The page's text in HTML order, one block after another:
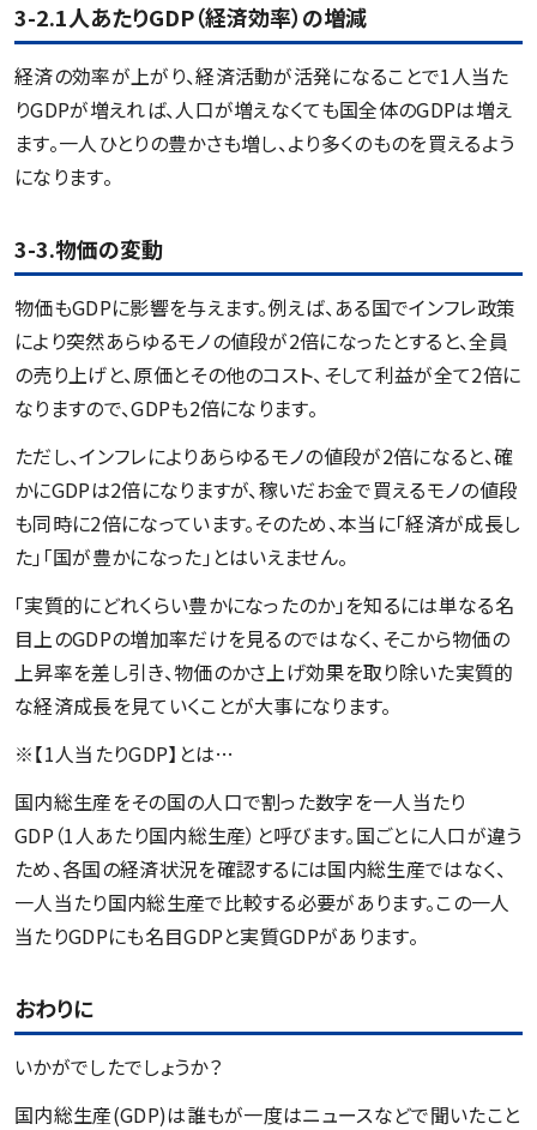
3-2.1人あたりGDP（経済効率）の増減
経済の効率が上がり、経済活動が活発になることで1人当た
りGDPが増えれば、人口が増えなくても国全体のGDPは増え
ます。一人ひとりの豊かさも増し、より多くのものを買えるよう
になります。
3-3.物価の変動
物価もGDPに影響を与えます。例えば、ある国でインフレ政策
により突然あらゆるモノの値段が2倍になったとすると、全員
の売り上げと、原価とその他のコスト、そして利益が全て2倍に
なりますので、GDPも2倍になります。
ただし、インフレによりあらゆるモノの値段が2倍になると、確
かにGDPは2倍になりますが、稼いだお金で買えるモノの値段
も同時に2倍になっています。そのため、本当に「経済が成長し
た」「国が豊かになった」とはいえません。
「実質的にどれくらい豊かになったのか」を知るには単なる名
目上のGDPの増加率だけを見るのではなく、そこから物価の
上昇率を差し引き、物価のかさ上げ効果を取り除いた実質的
な経済成長を見ていくことが大事になります。
※【1人当たりGDP】とは…
国内総生産をその国の人口で割った数字を一人当たり
GDP（1人あたり国内総生産）と呼びます。国ごとに人口が違う
ため、各国の経済状況を確認するには国内総生産ではなく、
一人当たり国内総生産で比較する必要があります。この一人
当たりGDPにも名目GDPと実質GDPがあります。
おわりに
いかがでしたでしょうか？
国内総生産(GDP)は誰もが一度はニュースなどで聞いたこと